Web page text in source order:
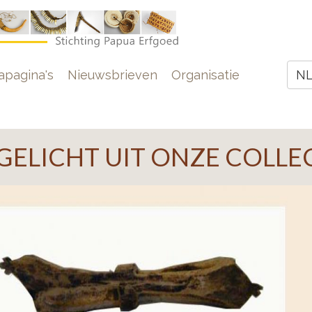
Nieuwsbrieven Organisatie
UIT ONZE